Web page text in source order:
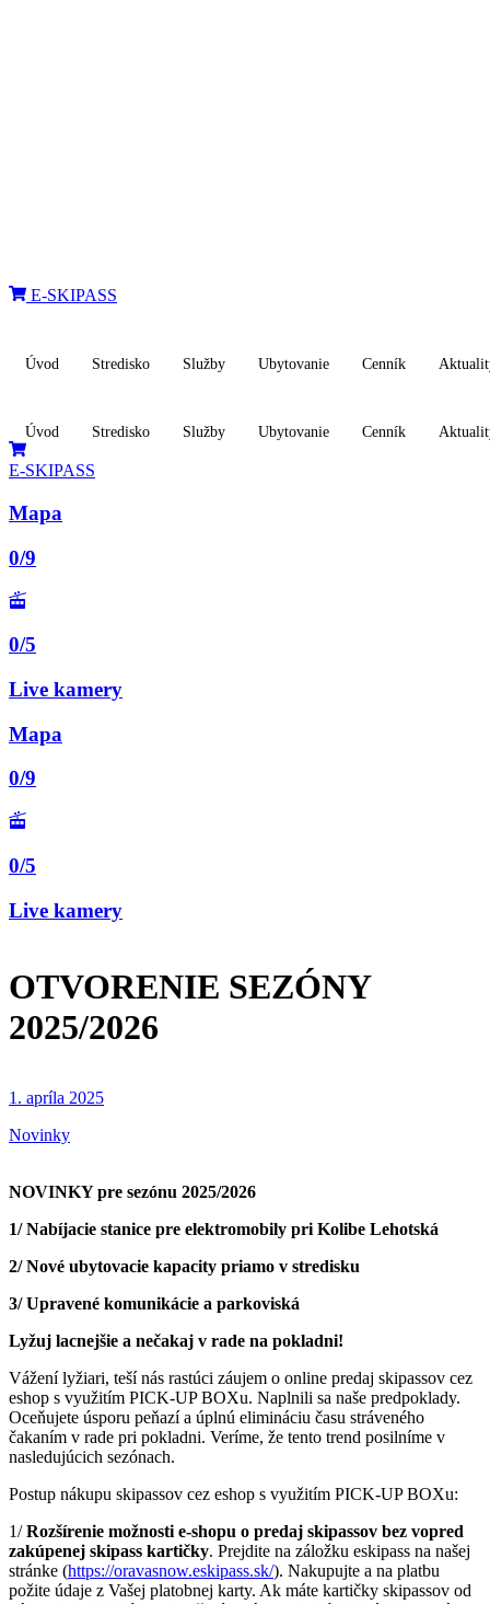
E-SKIPASS
Úvod Stredisko Služby Ubytovanie Cenník
Úvod Stredisko Služby Ubytovanie Cenník
E-SKIPASS
Mapa
0/9
0/5
Live kamery
Mapa
0/9
0/5
Live kamery
OTVORENIE SEZÓNY
2025/2026
1. apríla 2025
Novinky
NOVINKY pre sezónu 2025/2026
1/ Nabíjacie stanice pre elektromobily pri Kolibe Lehotská
2/ Nové ubytovacie kapacity priamo v stredisku
3/ Upravené komunikácie a parkoviská
Lyžuj lacnejšie a nečakaj v rade na pokladni!
Vážení lyžiari, teší nás rastúci záujem o online predaj skipassov cez
eshop s využitím PICK-UP BOXu. Naplnili sa naše predpoklady.
Oceňujete úsporu peňazí a úplnú elimináciu času stráveného
čakaním v rade pri pokladni. Veríme, že tento trend posilníme v
nasledujúcich sezónach.
Postup nákupu skipassov cez eshop s využitím PICK-UP BOXu:
1/Rozšírenie možnosti e-shopu o predaj skipassov bez vopred
zakúpenej skipass kartičky. Prejdite na záložku eskipass na našej
stránke (https://oravasnow.eskipass.sk/). Nakupujte a na platbu
požite údaje z Vašej platobnej karty. Ak máte kartičky skipassov od